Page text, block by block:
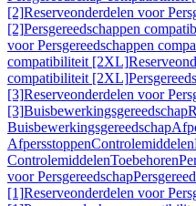
[2]Reserveonderdelen voor
[2]Persgereedschappen
voor Persgereedschappen
compatibiliteit [2XL]
compatibiliteit [2XL]
[3]Reserveonderdelen voor
[3]Buisbewerkingsgereedschap
Buisbewerkingsgereedschap
AfpersstoppenControlemiddelen
ControlemiddelenToebehoren
voor Persgereedschap
[1]Reserveonderdelen voor